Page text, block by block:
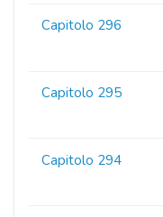
Capitolo 296
Capitolo 295
Capitolo 294